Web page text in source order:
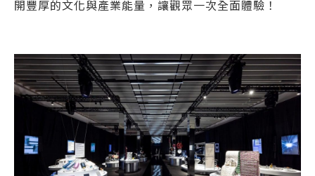
開豐厚的文化與產業能量，讓觀眾一次全面體驗！